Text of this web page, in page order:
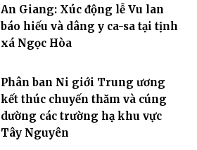
An Giang: Xúc động lễ Vu lan
báo hiếu và dâng y ca-sa tại tịnh
xá Ngọc Hòa
Phân ban Ni giới Trung ương
kết thúc chuyến thăm và cúng
dường các trường hạ khu vực
Tây Nguyên